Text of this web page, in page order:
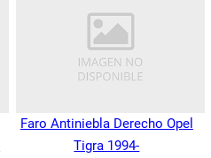
Faro Antiniebla Derecho Opel
Tigra 1994-